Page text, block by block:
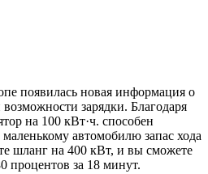
появилась новая информация о
возможности зарядки. Благодаря
на 100 кВт·ч. способен
автомобилю запас хода
шланг на 400 кВт, и вы сможете
процентов за 18 минут.